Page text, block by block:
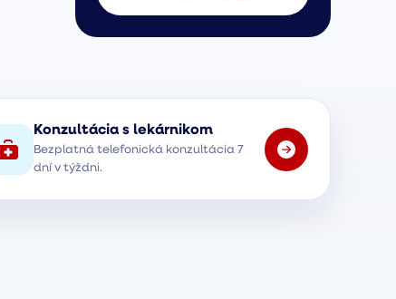
Konzultácia s lekárnikom
Bezplatná telefonická konzultácia 7
dní v týždni.